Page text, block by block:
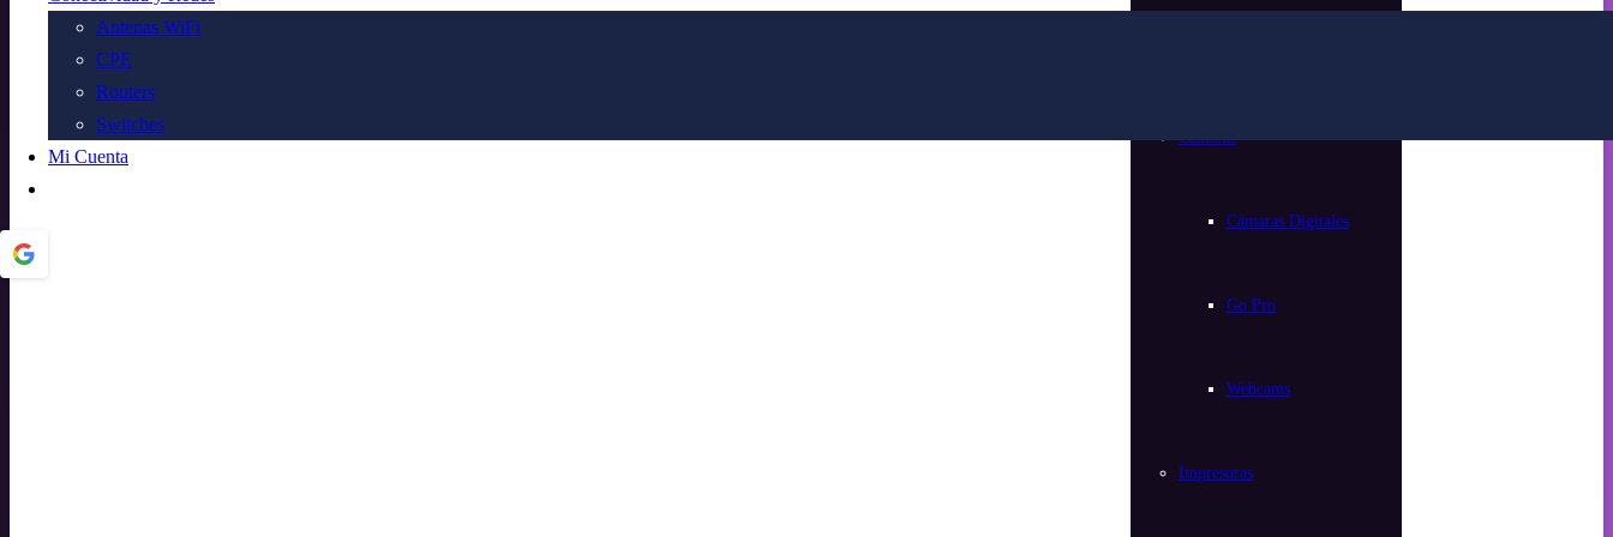
Cámaras
Cámaras Digitales
Go Pro
Webcams
Impresoras
Antenas WiFi
CPE
Routers
Switches
Mi Cuenta